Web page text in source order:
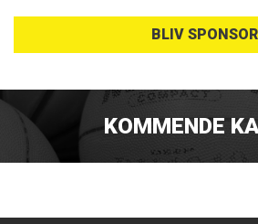
BLIV SPONSOR
KOMMENDE